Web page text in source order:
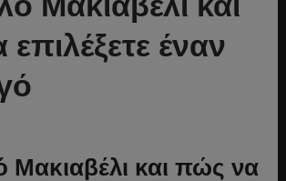
έναν
Μακιαβέλι και πώς να